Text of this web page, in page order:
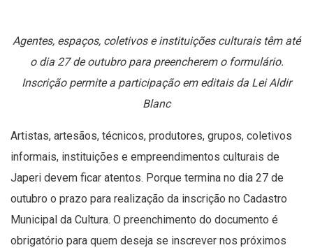
Agentes, espaços, coletivos e instituições culturais têm até
o dia 27 de outubro para preencherem o formulário.
Inscrição permite a participação em editais da Lei Aldir
Blanc
Artistas, artesãos, técnicos, produtores, grupos, coletivos
informais, instituições e empreendimentos culturais de
Japeri devem ficar atentos. Porque termina no dia 27 de
outubro o prazo para realização da inscrição no Cadastro
Municipal da Cultura. O preenchimento do documento é
obrigatório para quem deseja se inscrever nos próximos